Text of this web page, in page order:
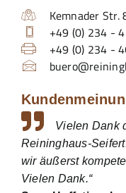
Kemnader Str.
+49 (0) 234 -
+49 (0) 234 -
Vielen Dank
Reininghaus-
wir äußerst
Vielen Dank.“